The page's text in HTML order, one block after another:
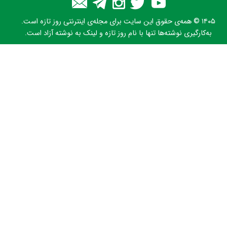
۱۴۰۵ © همه‌ی حقوق این سایت برای مجله‌ی اینترنتی روز تازه است.
به‌کارگیری نوشته‌ها تنها با نام روز تازه و لینک به نوشته آزاد است.